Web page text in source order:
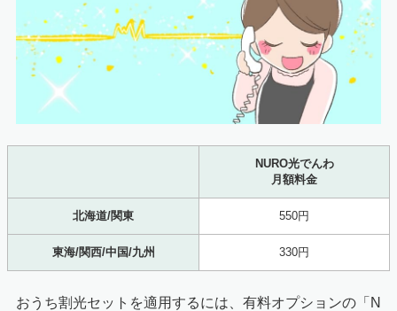
NURO光でんわ
月額料金
北海道/関東 550円
東海/関西/中国/九州 330円
おうち割光セットを適用するには、有料オプションの「N